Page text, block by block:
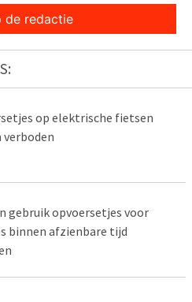
de redactie
op elektrische fietsen
verboden
gebruik opvoersetjes voor
binnen afzienbare tijd